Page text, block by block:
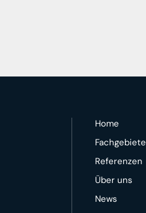
Home
Fachgebiete
Referenzen
Über uns
News